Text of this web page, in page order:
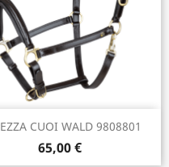
CUOI WALD 9808801
65,00 €